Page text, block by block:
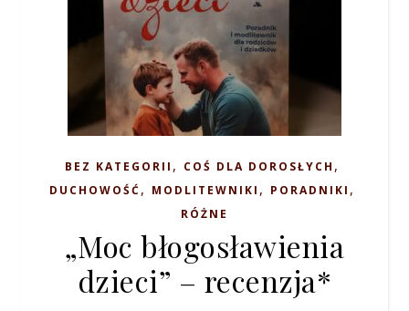
BEZ KATEGORII , COŚ DLA DOROSŁYCH ,
DUCHOWOŚĆ , MODLITEWNIKI , PORADNIKI ,
RÓŻNE
„Moc błogosławienia
dzieci” – recenzja*